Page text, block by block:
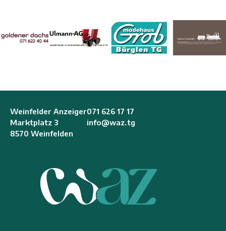
Weinfelder Anzeiger
Marktplatz 3
8570 Weinfelden
071 626 17 17
info@waz.tg